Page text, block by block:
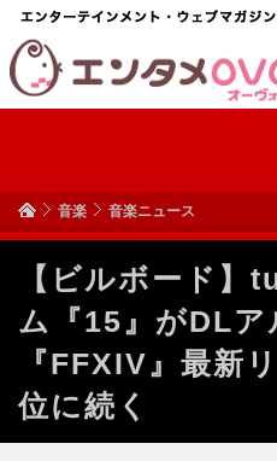
音楽 音楽ニュース
【ビルボード
ム『15』がDLア
『FFXIV』最新
位に続く